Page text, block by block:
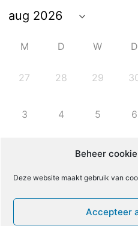
Beheer
Deze website maakt gebruik van
Accepteer
M D W D
27 28 29
3 4 5 6
12 13